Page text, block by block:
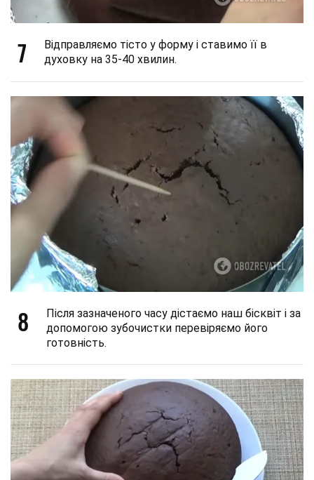
7
Відправляємо тісто у форму і ставимо її в
духовку на 35-40 хвилин.
8
Після зазначеного часу дістаємо наш бісквіт і за
допомогою зубочистки перевіряємо його
готовність.